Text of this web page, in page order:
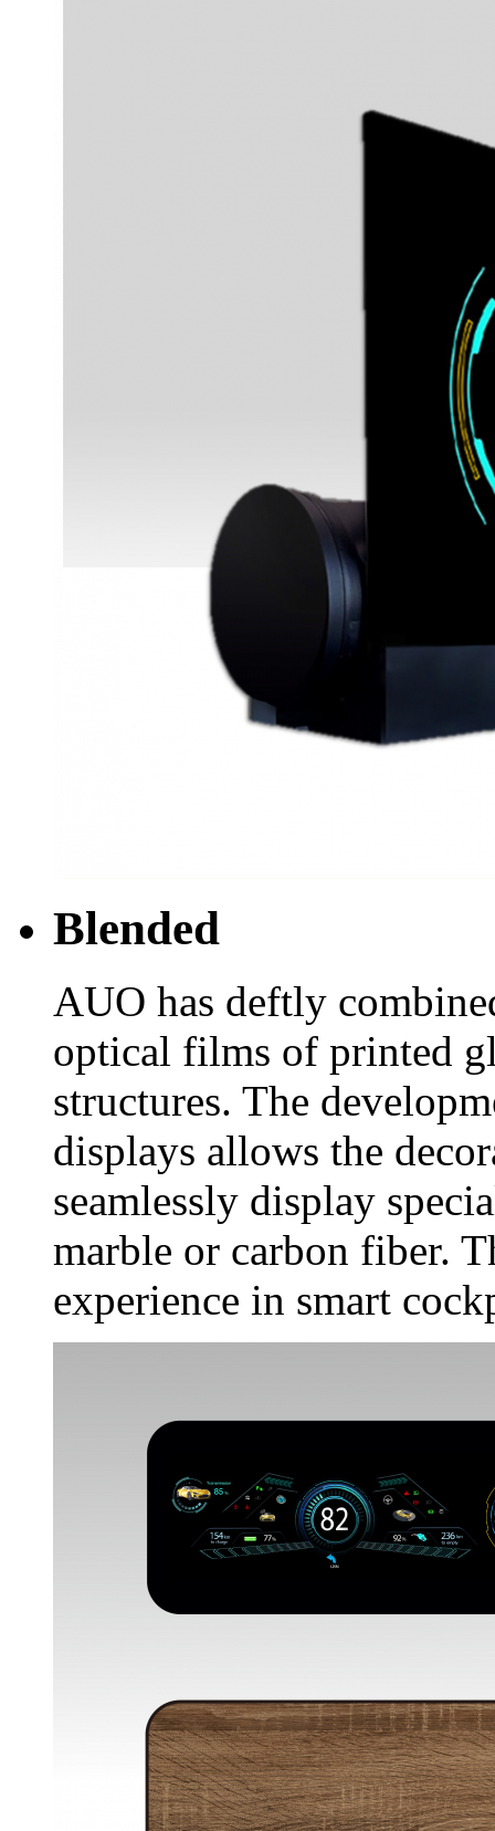
Blended
AUO has deftly
optical films of printed
structures. The
displays allows the
seamlessly display
marble or carbon fiber.
experience in smart